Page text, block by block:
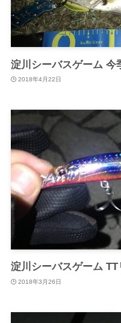
淀川シーバスゲーム 今
2018年4月22日
淀川シーバスゲーム
2018年3月26日